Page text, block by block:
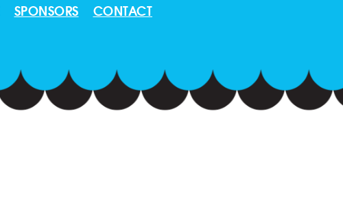
SPONSORS CONTACT